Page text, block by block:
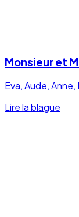
Monsieur et
Eva, Aude,
Lire la blague